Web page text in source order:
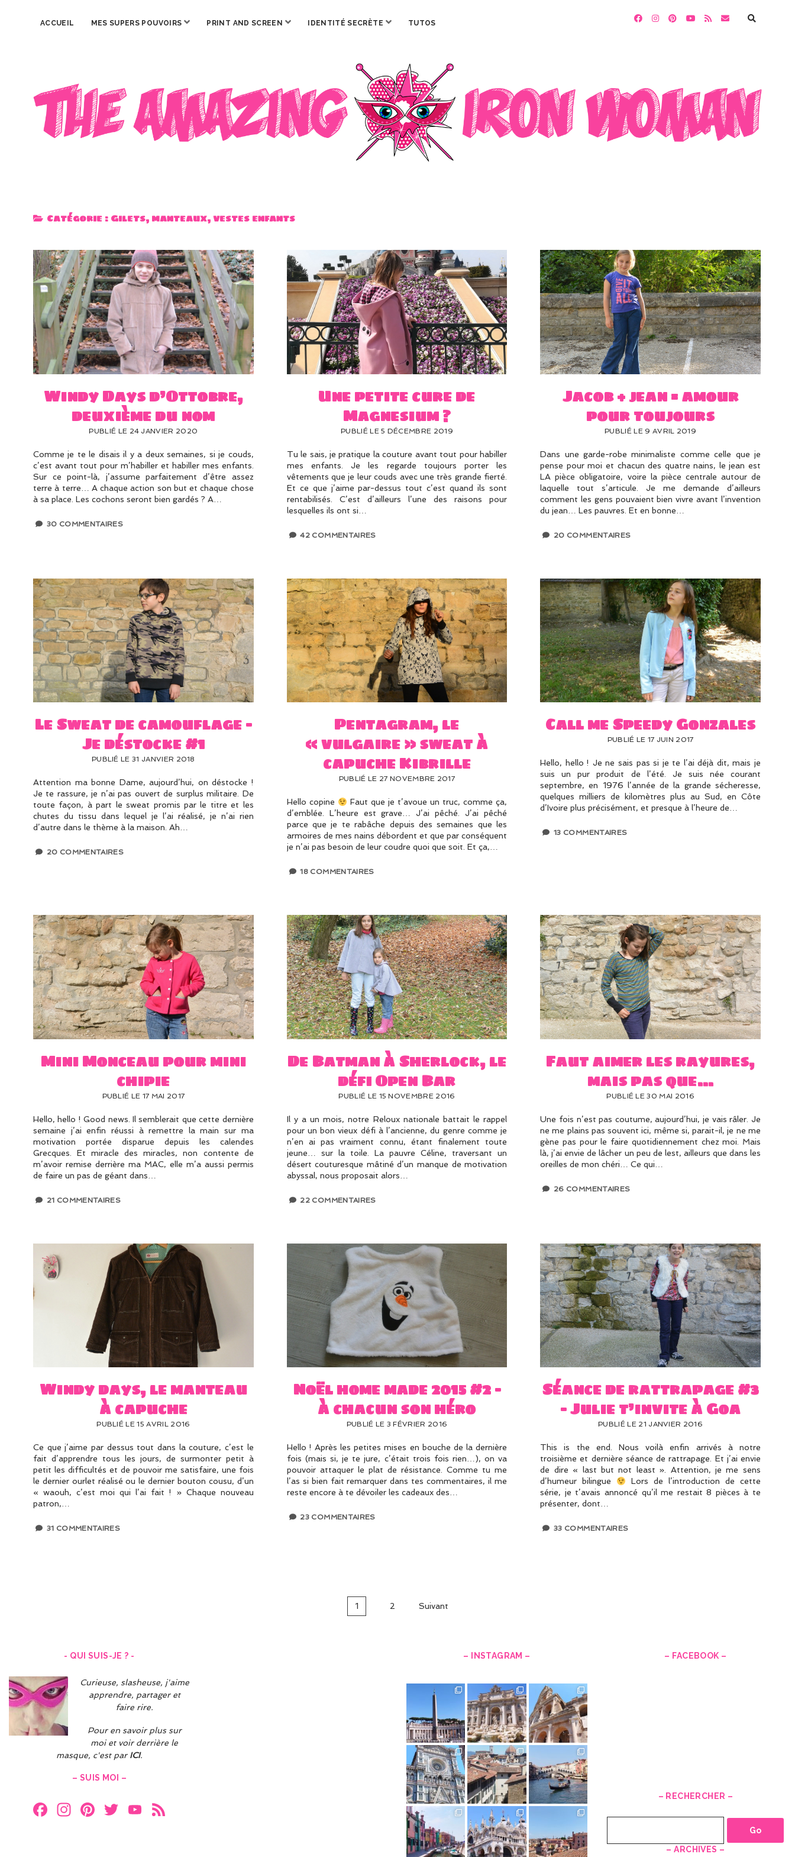
ACCUEIL MES SUPERS POUVOIRS ouvrirPRINT AND SCREEN ouvrir IDENTITÉ SECRÈTE ouvrir
TUTOS
facebookinstagram
pinterestyoutube
rss email
The
Amazing
Woman
Catégorie : Gilets, manteaux, vestes enfants
Windy Days d’Ottobre,
deuxième du nom
PUBLIÉ LE 24 JANVIER 2020
Comme je te le disais il y a deux semaines, si je couds,
c’est avant tout pour m’habiller et habiller mes enfants.
Sur ce point-là, j’assume parfaitement d’être assez
terre à terre… A chaque action son but et chaque chose
à sa place. Les cochons seront bien gardés ? A…
30 COMMENTAIRES
Une petite cure de
Magnesium ?
PUBLIÉ LE 5 DÉCEMBRE 2019
Tu le sais, je pratique la couture avant tout pour habiller
mes enfants. Je les regarde toujours porter les
vêtements que je leur couds avec une très grande fierté.
Et ce que j’aime par-dessus tout c’est quand ils sont
rentabilisés. C’est d’ailleurs l’une des raisons pour
lesquelles ils ont si…
42 COMMENTAIRES
Jacob + jean = amour
pour toujours
PUBLIÉ LE 9 AVRIL 2019
Dans une garde-robe minimaliste comme celle que je
pense pour moi et chacun des quatre nains, le jean est
LA pièce obligatoire, voire la pièce centrale autour de
laquelle tout s’articule. Je me demande d’ailleurs
comment les gens pouvaient bien vivre avant l’invention
du jean… Les pauvres. Et en bonne…
20 COMMENTAIRES
Le Sweat de camouflage –
Je déstocke #1
PUBLIÉ LE 31 JANVIER 2018
Attention ma bonne Dame, aujourd’hui, on déstocke !
Je te rassure, je n’ai pas ouvert de surplus militaire. De
toute façon, à part le sweat promis par le titre et les
chutes du tissu dans lequel je l’ai réalisé, je n’ai rien
d’autre dans le thème à la maison. Ah…
20 COMMENTAIRES
Pentagram, le
« vulgaire » sweat à
capuche Kibrille
PUBLIÉ LE 27 NOVEMBRE 2017
Hello copine
Faut que je t’avoue un truc, comme ça,
d’emblée. L’heure est grave… J’ai pêché. J’ai pêché
parce que je te rabâche depuis des semaines que les
armoires de mes nains débordent et que par conséquent
je n’ai pas besoin de leur coudre quoi que soit. Et ça,…
18 COMMENTAIRES
Call me Speedy Gonzales
PUBLIÉ LE 17 JUIN 2017
Hello, hello ! Je ne sais pas si je te l’ai déjà dit, mais je
suis un pur produit de l’été. Je suis née courant
septembre, en 1976 l’année de la grande sécheresse,
quelques milliers de kilomètres plus au Sud, en Côte
d’Ivoire plus précisément, et presque à l’heure de…
13 COMMENTAIRES
Mini Monceau pour mini
chipie
PUBLIÉ LE 17 MAI 2017
Hello, hello ! Good news. Il semblerait que cette dernière
semaine j’ai enfin réussi à remettre la main sur ma
motivation portée disparue depuis les calendes
Grecques. Et miracle des miracles, non contente de
m’avoir remise derrière ma MAC, elle m’a aussi permis
de faire un pas de géant dans…
21 COMMENTAIRES
De Batman à Sherlock, le
défi Open Bar
PUBLIÉ LE 15 NOVEMBRE 2016
Il y a un mois, notre Reloux nationale battait le rappel
pour un bon vieux défi à l’ancienne, du genre comme je
n’en ai pas vraiment connu, étant finalement toute
jeune… sur la toile. La pauvre Céline, traversant un
désert couturesque mâtiné d’un manque de motivation
abyssal, nous proposait alors…
22 COMMENTAIRES
Faut aimer les rayures,
mais pas que…
PUBLIÉ LE 30 MAI 2016
Une fois n’est pas coutume, aujourd’hui, je vais râler. Je
ne me plains pas souvent ici, même si, parait-il, je ne me
gène pas pour le faire quotidiennement chez moi. Mais
là, j’ai envie de lâcher un peu de lest, ailleurs que dans les
oreilles de mon chéri… Ce qui…
26 COMMENTAIRES
Windy days, le manteau
à capuche
PUBLIÉ LE 15 AVRIL 2016
Ce que j’aime par dessus tout dans la couture, c’est le
fait d’apprendre tous les jours, de surmonter petit à
petit les difficultés et de pouvoir me satisfaire, une fois
le dernier ourlet réalisé ou le dernier bouton cousu, d’un
« waouh, c’est moi qui l’ai fait ! » Chaque nouveau
patron,…
31 COMMENTAIRES
Noël home made 2015 #2 –
à chacun son héro
PUBLIÉ LE 3 FÉVRIER 2016
Hello ! Après les petites mises en bouche de la dernière
fois (mais si, je te jure, c’était trois fois rien…), on va
pouvoir attaquer le plat de résistance. Comme tu me
l’as si bien fait remarquer dans tes commentaires, il me
reste encore à te dévoiler les cadeaux des…
23 COMMENTAIRES
Séance de rattrapage #3
– Julie t’invite à Goa
PUBLIÉ LE 21 JANVIER 2016
This is the end. Nous voilà enfin arrivés à notre
troisième et dernière séance de rattrapage. Et j’ai envie
de dire « last but not least ». Attention, je me sens
d’humeur bilingue
Lors de l’introduction de cette
série, je t’avais annoncé qu’il me restait 8 pièces à te
présenter, dont…
33 COMMENTAIRES
1 2 Suivant
- QUI SUIS-JE ? -
Curieuse, slasheuse, j'aime
apprendre, partager et
faire rire.
Pour en savoir plus sur
moi et voir derrière le
masque, c'est par ICI.
– SUIS MOI –
F
In Pi T
Y
– INSTAGRAM – – FACEBOOK –
– RECHERCHER –
– ARCHIVES –